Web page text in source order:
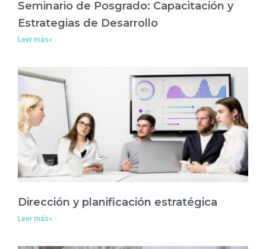
Seminario de Posgrado: Capacitación y
Estrategias de Desarrollo
Leer más»
Dirección y planificación estratégica
Leer más»